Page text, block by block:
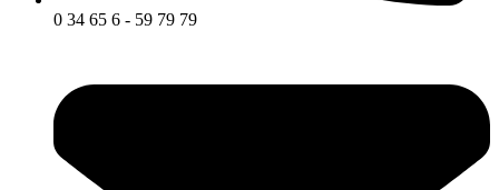
0 34 65 6 - 59 79 79